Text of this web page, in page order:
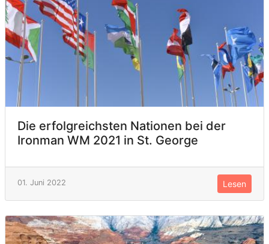
Die erfolgreichsten Nationen bei der
Ironman WM 2021 in St. George
01. Juni 2022 Lesen